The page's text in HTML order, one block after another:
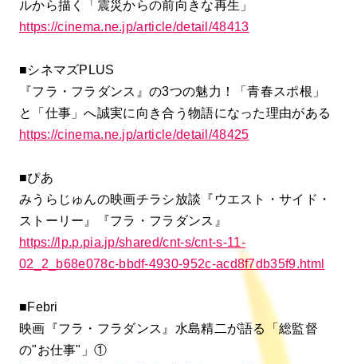
ルから描く「震災からの前向きな再生」
https://cinema.ne.jp/article/detail/48413
■シネマズPLUS
『フラ・フラダンス』の3つの魅力！「青春スポ根」
と「仕事」へ誠実に向き合う物語になった理由がある
https://cinema.ne.jp/article/detail/48425
■ぴあ
みうらじゅんの映画チラシ放談『ウエスト・サイド・
ストーリー』『フラ・フラダンス』
https://lp.p.pia.jp/shared/cnt-s/cnt-s-11-
02_2_b68e078c-bbdf-4930-952c-acd8f7db35f9.html
■Febri
映画『フラ・フラダンス』水島精二が語る「総監督
の"お仕事"」①